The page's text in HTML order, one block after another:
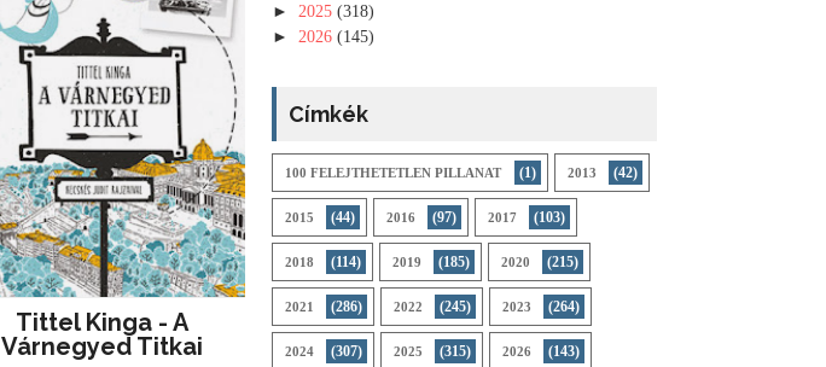
Tittel Kinga - A
Várnegyed Titkai
► 2025 (318)
► 2026 (145)
Címkék
100 FELEJTHETETLEN PILLANAT (1) 2013 (42)
2015 (44) 2016 (97) 2017 (103)
2018 (114) 2019 (185) 2020 (215)
2021 (286) 2022 (245) 2023 (264)
2024 (307) 2025 (315) 2026 (143)